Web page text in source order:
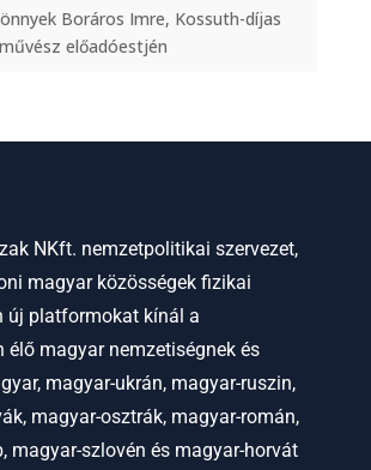
Boráros Imre, Kossuth-díjas
előadóestjén
NKft. nemzetpolitikai szervezet,
magyar közösségek fizikai
új platformokat kínál a
élő magyar nemzetiségnek és
magyar-ukrán, magyar-ruszin,
magyar-osztrák, magyar-román,
magyar-szlovén és magyar-horvát